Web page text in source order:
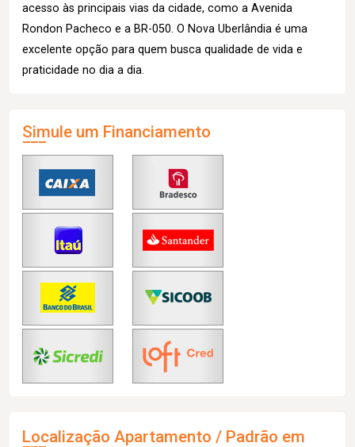
acesso às principais vias da cidade, como a Avenida
Rondon Pacheco e a BR-050. O Nova Uberlândia é uma
excelente opção para quem busca qualidade de vida e
praticidade no dia a dia.
Simule um Financiamento
Localização Apartamento / Padrão em